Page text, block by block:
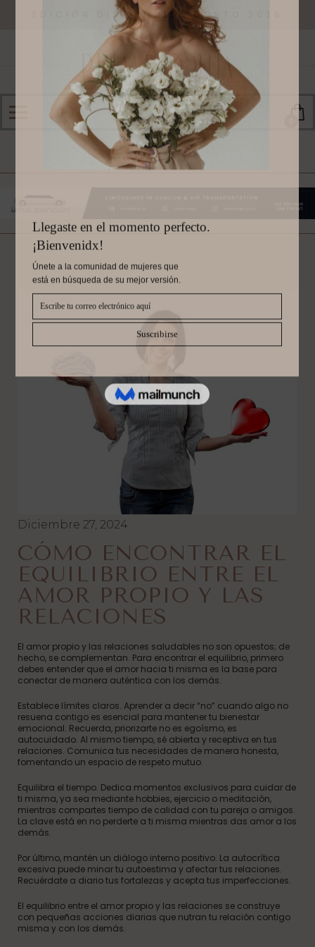
EDICIÓN DISPONIBLE AGOSTO 2026
Diciembre 27, 2024
CÓMO ENCONTRAR EL
EQUILIBRIO ENTRE EL
AMOR PROPIO Y LAS
RELACIONES
El amor propio y las relaciones saludables no son opuestos; de
hecho, se complementan. Para encontrar el equilibrio, primero
debes entender que el amor hacia ti misma es la base para
conectar de manera auténtica con los demás.
Establece límites claros. Aprender a decir “no” cuando algo no
resuena contigo es esencial para mantener tu bienestar
emocional. Recuerda, priorizarte no es egoísmo, es
autocuidado. Al mismo tiempo, sé abierta y receptiva en tus
relaciones. Comunica tus necesidades de manera honesta,
fomentando un espacio de respeto mutuo.
Equilibra el tiempo. Dedica momentos exclusivos para cuidar de
ti misma, ya sea mediante hobbies, ejercicio o meditación,
mientras compartes tiempo de calidad con tu pareja o amigos.
La clave está en no perderte a ti misma mientras das amor a los
demás.
Por último, mantén un diálogo interno positivo. La autocrítica
excesiva puede minar tu autoestima y afectar tus relaciones.
Recuérdate a diario tus fortalezas y acepta tus imperfecciones.
El equilibrio entre el amor propio y las relaciones se construye
con pequeñas acciones diarias que nutran tu relación contigo
misma y con los demás.